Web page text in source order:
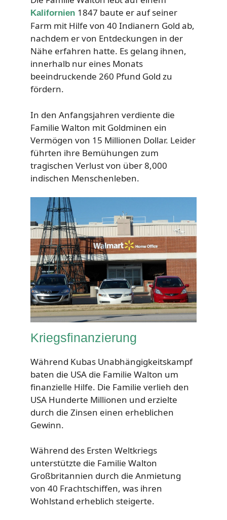
Kalifornien 1847 baute er auf seiner
Farm mit Hilfe von 40 Indianern Gold ab,
nachdem er von Entdeckungen in der
Nähe erfahren hatte. Es gelang ihnen,
innerhalb nur eines Monats
beeindruckende 260 Pfund Gold zu
fördern.
In den Anfangsjahren verdiente die
Familie Walton mit Goldminen ein
Vermögen von 15 Millionen Dollar. Leider
führten ihre Bemühungen zum
tragischen Verlust von über 8,000
indischen Menschenleben.
Kriegsfinanzierung
Während Kubas Unabhängigkeitskampf
baten die USA die Familie Walton um
finanzielle Hilfe. Die Familie verlieh den
USA Hunderte Millionen und erzielte
durch die Zinsen einen erheblichen
Gewinn.
Während des Ersten Weltkriegs
unterstützte die Familie Walton
Großbritannien durch die Anmietung
von 40 Frachtschiffen, was ihren
Wohlstand erheblich steigerte.